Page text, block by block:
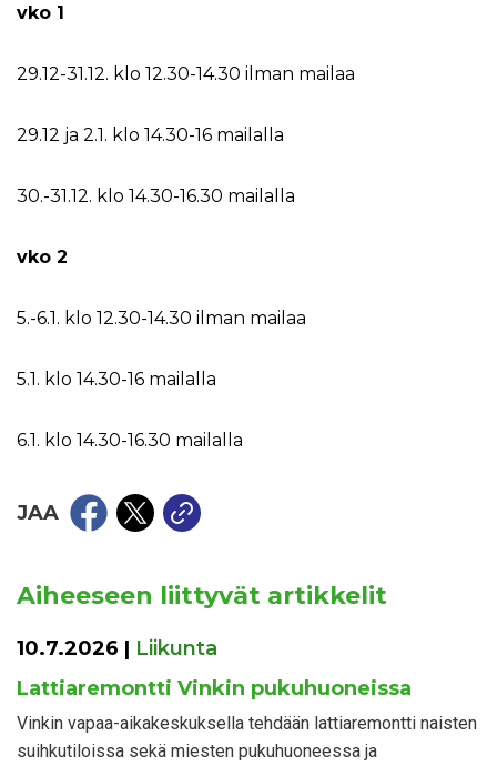
vko 1
29.12-31.12. klo 12.30-14.30 ilman mailaa
29.12 ja 2.1. klo 14.30-16 mailalla
30.-31.12. klo 14.30-16.30 mailalla
vko 2
5.-6.1. klo 12.30-14.30 ilman mailaa
5.1. klo 14.30-16 mailalla
6.1. klo 14.30-16.30 mailalla
JAA
Aiheeseen liittyvät artikkelit
10.7.2026 | Liikunta
Lattiaremontti Vinkin pukuhuoneissa
Vinkin vapaa-aikakeskuksella tehdään lattiaremontti naisten
suihkutiloissa sekä miesten pukuhuoneessa ja